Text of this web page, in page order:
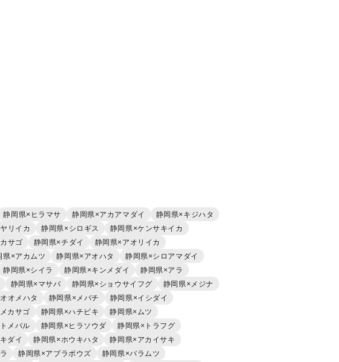
静岡県×ヒラマサ 静岡県×アカアマダイ
静岡県×キジハタ
リイカ 静岡県×シロギス
静岡県×ケンサキイカ
サゴ 静岡県×チダイ
静岡県×アオリイカ
県×アカムツ 静岡県×アオハタ
静岡県×シロアマダイ
静岡県×シイラ 静岡県×キンメダイ
静岡県×アラ
静岡県×マサバ 静岡県×ショウサイフグ
静岡県×メジナ
オメハタ 静岡県×メバチ
静岡県×イシダイ
カサゴ 静岡県×ハチビキ
静岡県×ムツ
メバル 静岡県×ヒラソウダ
静岡県×トラフグ
ダイ 静岡県×ホウキハタ
静岡県×アカイサキ
静岡県×アブラボウズ
静岡県×バラムツ